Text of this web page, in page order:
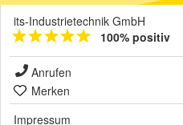
its-Industrietechnik GmbH
100% positiv
Anrufen
Merken
Impressum